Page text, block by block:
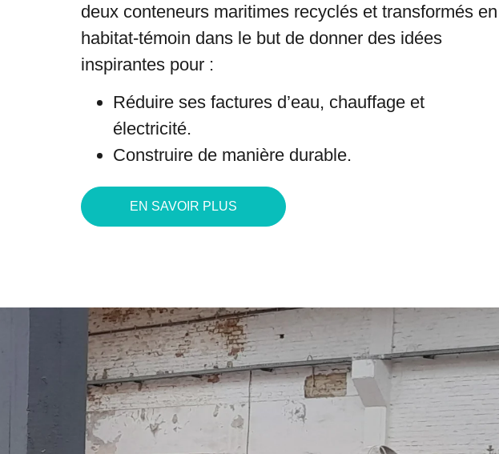
deux conteneurs maritimes recyclés et transformés en
habitat-témoin dans le but de donner des idées
inspirantes pour :
Réduire ses factures d’eau, chauffage et
électricité.
Construire de manière durable.
EN SAVOIR PLUS